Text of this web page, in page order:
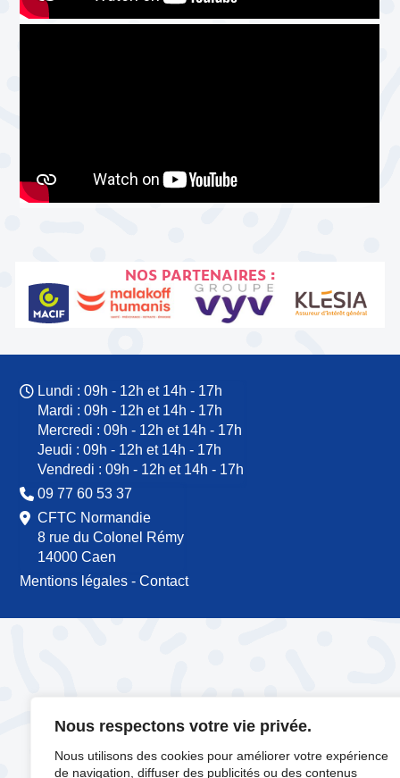
Nous respectons votre vie privée.
Nous utilisons des cookies pour améliorer votre expérience
de navigation, diffuser des publicités ou des contenus
NOS PARTENAIRES :
Lundi : 09h - 12h et 14h - 17h
Mardi : 09h - 12h et 14h - 17h
Mercredi : 09h - 12h et 14h - 17h
Jeudi : 09h - 12h et 14h - 17h
Vendredi : 09h - 12h et 14h - 17h
09 77 60 53 37
CFTC Normandie
8 rue du Colonel Rémy
14000 Caen
Mentions légales -Contact